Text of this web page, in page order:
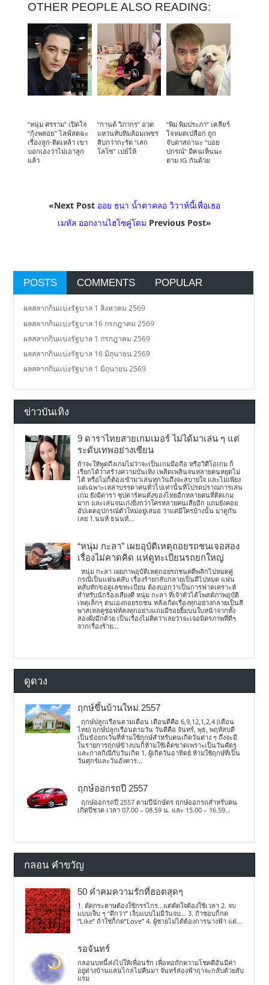
OTHER PEOPLE ALSO READING:
“หนุ่ม ศรราม” เปิดใจ
“กุ้งพลอย” ไลฟ์สดฉะ
เรื่องลูก-ติดเหล้า เขา
บอกเองว่าไม่เอาลูก
แล้ว
“กานต์ วิภากร” อวด
แหวนทับทิมล้อมเพชร
สิบกว่ากะรัต “เสก
โลโซ” เปย์ให้
“พิม พิมประภา” เคลียร์
ใจหมดเปลือก ถูก
จับตาสถานะ “บอย
ปกรณ์” มีคนเห็นนะ
ตาม IG กันด้วย
«Next Post ออย ธนา น้ำตาคลอ วิวาห์นี้เพื่อเธอ
เมทัล ออกงานไฮโซคู่โดม Previous Post»
POSTS COMMENTS POPULAR
ผลสลากกินแบ่งรัฐบาล 1 สิงหาคม 2569
ผลสลากกินแบ่งรัฐบาล 16 กรกฎาคม 2569
ผลสลากกินแบ่งรัฐบาล 1 กรกฎาคม 2569
ผลสลากกินแบ่งรัฐบาล 16 มิถุนายน 2569
ผลสลากกินแบ่งรัฐบาล 1 มิถุนายน 2569
ข่าวบันเทิง
9 ดาราไทยสายเกมเมอร์ ไม่ได้มาเล่น ๆ แต่
ระดับเทพอย่างเซียน
ถ้าจะให้พูดถึงเกมไม่ว่าจะเป็นเกมมือถือ หรือวิดีโอเกม ก็
เรียกได้ว่าสร้างความบันเทิง เพลิดเพลินจนหลายคนหยุดไม่
ได้ หรือไม่ก็ต้องเข้ามาเล่นทุกวันถึงจะสบายใจ และไม่เพียง
แต่เฉพาะเหล่าบรรดาคนทั่วไปเท่านั้นที่โปรดปราณการเล่น
เกม ยังมีดารา ซุปตาร์คนดังของไทยอีกหลายคนที่ติดเกม
มาก และเล่นจนเก่งยิ่งกว่าใครหลายคนเสียอีก แถมยังคอย
อัปเดตอุปกรณ์ตัวใหม่อยู่เสมอ ว่าแต่มีใครบ้างนั้น มาดูกัน
เลย 1.นนท์ ธนนท์...
“หนุ่ม กะลา” เผยอุบัติเหตุถอยรถชนเจอสอง
เรื่องไม่คาดคิด แห่ดูทะเบียนรถยกใหญ่
หนุ่ม กะลา เผยภาพอุบัติเหตุถอยรถชนคดีพลิกไปหมดคู่
กรณีเป็นแฟนคลับ เรื่องร้ายกลับกลายเป็นดีไปหมด แฟน
คลับทักขอดูเลขทะเบียน ต้องบอกว่าเป็นการฟาดเคราะห์
สำหรับนักร้องเสียงดี หนุ่ม กะลา ที่เจ้าตัวได้โพสต์ภาพอุบัติ
เหตุเล็กๆ ตนเองถอยรถชน หลังเกิดเรื่องทุกอย่างกลายเป็นสี
พาสเทลดูซอฟท์ลงทุกอย่างแถมมีรอยยิ้มบนใบหน้าจากทั้ง
สองฝั่งอีกด้วย เป็นเรื่องไม่คิดว่าเลยว่าจะเจอมิตรภาพที่ดีๆ
จากเรื่องร้าย...
ดูดวง
ฤกษ์ขึ้นบ้านใหม่ 2557
ฤกษ์ปลูกเรือนตามเดือน เดือนดีคือ 6,9,12,1,2,4 (เดือน
ไทย) ฤกษ์ปลูกเรือนตามวัน วันดีคือ จันทร์, พุธ, พฤหัสบดี
เป็นข้อยกเว้นที่ห้ามใช้ฤกษ์สำหรับคนเกิดวันต่าง ๆ ถึงจะมี
ในรายการฤกษ์ข้างบนก็ห้ามใช้เด็ดขาดเพราะเป็นวันศัตรู
และกาลกิณีกับวันเกิด 1. ผู้เกิดวันอาทิตย์ ห้ามใช้ฤกษ์ที่เป็น
วันศุกร์และวันอังคาร...
ฤกษ์ออกรถปี 2557
ฤกษ์ออกรถปี 2557 ตามปีนักษัตร ฤกษ์ออกรถสำหรับคน
เกิดปีชวด เวลา 07.00 – 08.59 น. และ 15.00 – 16.59...
กลอน คำขวัญ
50 คำคมความรักที่ฮอตสุดๆ
1. ตัดกระดาษต้องใช้กรรไกร…แต่ตัดใจต้องใช้เวลา 2. จบ
แบบเจ็บ ๆ “ดีกว่า” เจ็บแบบไม่มีวันจบ… 3. ถ้าชอบก็กด
“Like” ถ้าใช่ก็กด”Love” 4. ผู้ชายไม่ได้ต้องการนางฟ้า แต่...
รอจันทร์
กลอนบทนี้ส่งไปให้เพื่อนรัก เพื่อทอถักความโชคดีอันมีค่า
อยู่ต่างบ้านแสนไกลไม่คืนมา จันทร์ส่องฟ้าฤาจะกลับด้วยลับ
แรม